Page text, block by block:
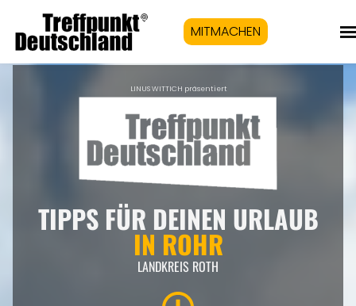
MITMACHEN
LINUS WITTICH präsentiert
TIPPS FÜR DEINEN URLAUB
IN ROHR
LANDKREIS ROTH